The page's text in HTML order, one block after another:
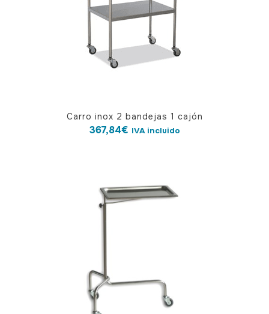
Carro inox 2 bandejas 1 cajón
367,84€ IVA incluido